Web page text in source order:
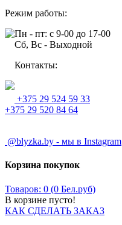
Режим работы:
Пн - пт: с 9-00 до 17-00
Сб, Вс - Выходной
Контакты:
+375 29 524 59 33
+375 29 520 84 64
@blyzka.by - мы в Instagram
Корзина покупок
Товаров: 0 (0 Бел.руб)
В корзине пусто!
КАК СДЕЛАТЬ ЗАКАЗ